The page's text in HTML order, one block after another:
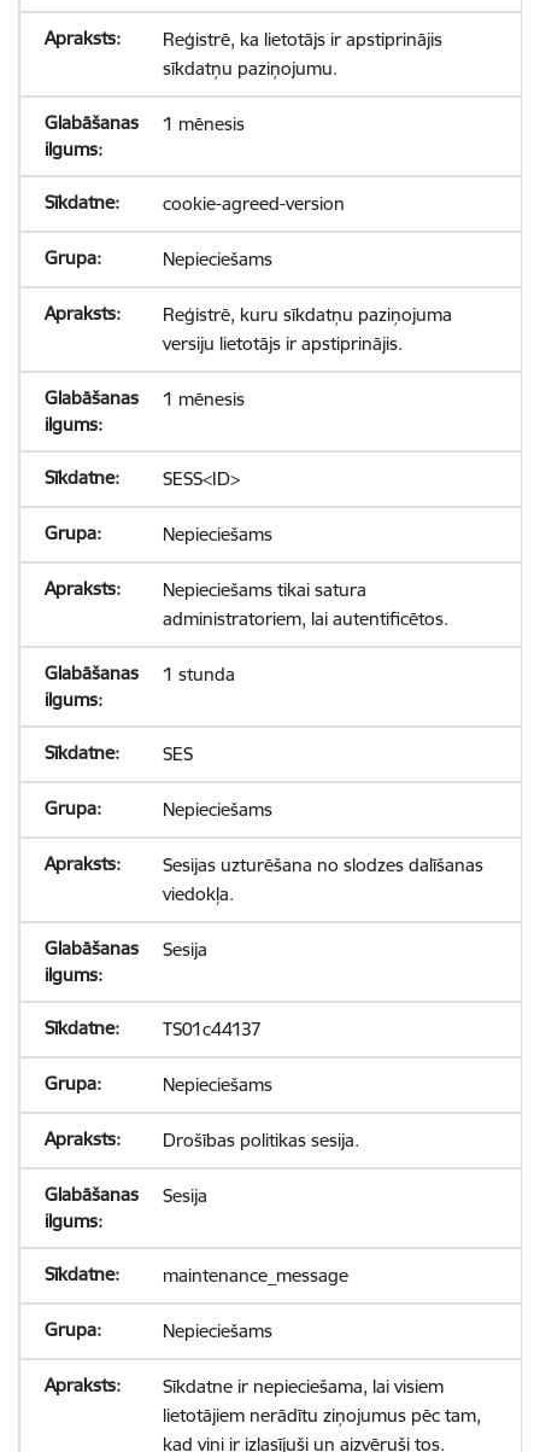
Reģistrē, ka lietotājs ir apstiprinājis
sīkdatņu paziņojumu.
1 mēnesis
cookie-agreed-version
Nepieciešams
Reģistrē, kuru sīkdatņu paziņojuma
versiju lietotājs ir apstiprinājis.
1 mēnesis
SESS<ID>
Nepieciešams
Nepieciešams tikai satura
administratoriem, lai autentificētos.
1 stunda
SES
Nepieciešams
Sesijas uzturēšana no slodzes dalīšanas
viedokļa.
Sesija
TS01c44137
Nepieciešams
Drošības politikas sesija.
Sesija
maintenance_message
Nepieciešams
Sīkdatne ir nepieciešama, lai visiem
lietotājiem nerādītu ziņojumus pēc tam,
kad viņi ir izlasījuši un aizvēruši tos.